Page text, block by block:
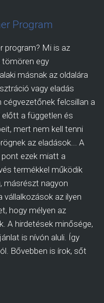
Program
program? Mi is az
tömören egy
másnak az oldalára
vagy eladás
cégvezetőnek felcsillan a
a független és
mert nem kell tenni
az eladások... A
ezek miatt a
termékkel működik
másrészt nagyon
vállalkozások az ilyen
hogy mélyen az
A hirdetések minősége,
is nívón aluli. Így
Bővebben is írok, sőt